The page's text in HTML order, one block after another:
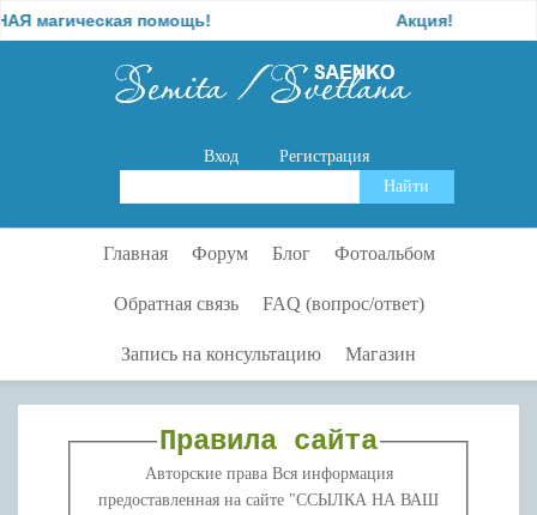
помощь! Акция!
Вход Регистрация
Главная Форум Блог Фотоальбом
Обратная связь FAQ (вопрос/ответ)
Запись на консультацию Магазин
Правила сайта
Авторские права Вся информация
предоставленная на сайте "ССЫЛКА НА ВАШ